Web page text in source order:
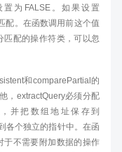
为FALSE。如果设置
配。在函数调用前这个值
配的操作符类，可以忽
和comparePartial的
，extractQuery必须分配
并把数组地址保存到
各个独立的指针中。在函
于不需要附加数据的操作